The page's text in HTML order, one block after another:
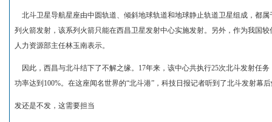
北斗卫星导航星座由中圆轨道、倾斜地球轨道和地球静止轨道卫星组成，都
列火箭发射，该系列火箭只能在西昌卫星发射中心实施发射。另外，作为我国
人力资源部主任林玉南表示。
因此，西昌与北斗结下了不解之缘。17年来，该中心共执行25次北斗发射任
功率达到100%。在这座闻名世界的“北斗港”，科技日报记者听到了北斗发射幕
发还是不发，这需要担当